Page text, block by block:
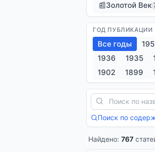
📰Золотой Век
ГОД ПУБЛИКАЦИИ
Все годы
1936
1935
1902
1899
Поиск по
Найдено: 767